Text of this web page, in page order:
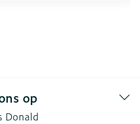
op
Donald